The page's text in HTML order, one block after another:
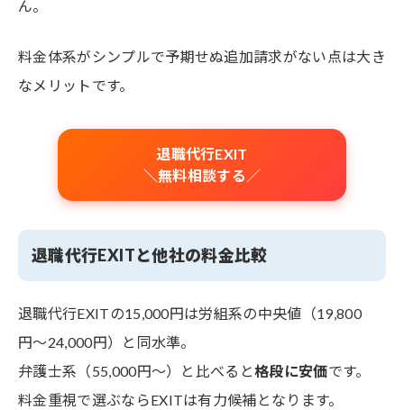
ん。
料金体系がシンプルで予期せぬ追加請求がない点は大き
なメリットです。
退職代行EXIT
＼無料相談する／
退職代行EXITと他社の料金比較
退職代行EXITの15,000円は労組系の中央値（19,800
円〜24,000円）と同水準。
弁護士系（55,000円～）と比べると格段に安価です。
料金重視で選ぶならEXITは有力候補となります。